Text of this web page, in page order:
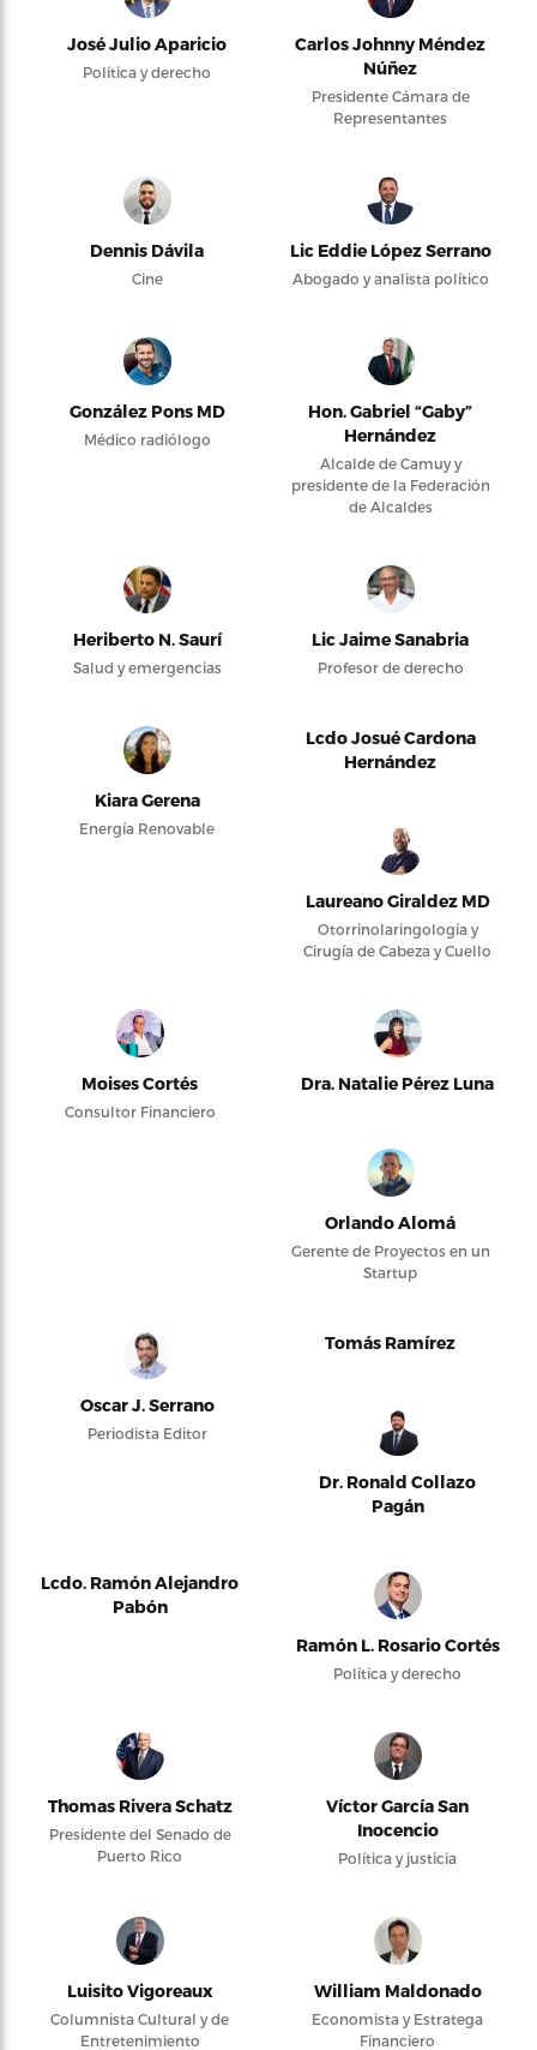
José Julio Aparicio
Política y derecho
Carlos Johnny Méndez
Núñez
Presidente Cámara de
Representantes
Dennis Dávila
Cine
Lic Eddie López Serrano
Abogado y analista político
González Pons MD
Médico radiólogo
Hon. Gabriel “Gaby”
Hernández
Alcalde de Camuy y
presidente de la Federación
de Alcaldes
Heriberto N. Saurí
Salud y emergencias
Lic Jaime Sanabria
Profesor de derecho
Kiara Gerena
Energía Renovable
Lcdo Josué Cardona
Hernández
Laureano Giraldez MD
Otorrinolaringología y
Cirugía de Cabeza y Cuello
Moises Cortés
Consultor Financiero
Dra. Natalie Pérez Luna
Orlando Alomá
Gerente de Proyectos en un
Startup
Oscar J. Serrano
Periodista Editor
Tomás Ramírez
Dr. Ronald Collazo
Pagán
Lcdo. Ramón Alejandro
Pabón
Ramón L. Rosario Cortés
Política y derecho
Thomas Rivera Schatz
Presidente del Senado de
Puerto Rico
Víctor García San
Inocencio
Política y justicia
Luisito Vigoreaux
Columnista Cultural y de
Entretenimiento
William Maldonado
Economista y Estratega
Financiero